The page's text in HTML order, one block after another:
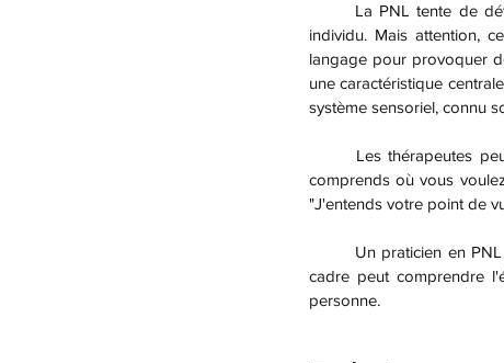
individu. Mais attention,
langage pour provoquer
une caractéristique
système sensoriel, connu
comprends où vous
"J'entends votre point de
cadre peut comprendre
personne.